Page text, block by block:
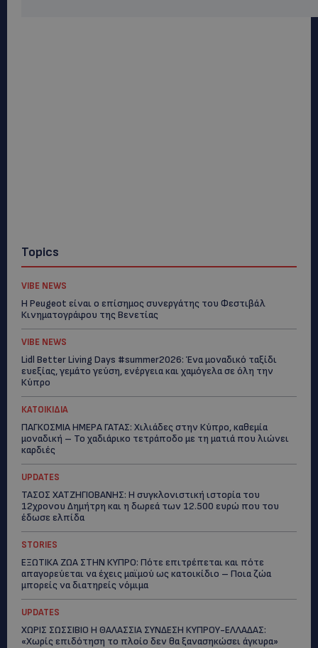
Topics
VIBE NEWS
Η Peugeot είναι ο επίσημος συνεργάτης του Φεστιβάλ
Κινηματογράφου της Βενετίας
VIBE NEWS
Lidl Better Living Days #summer2026: Ένα μοναδικό ταξίδι
ευεξίας, γεμάτο γεύση, ενέργεια και χαμόγελα σε όλη την
Κύπρο
ΚΑΤΟΙΚΙΔΙΑ
ΠΑΓΚΟΣΜΙΑ ΗΜΕΡΑ ΓΑΤΑΣ: Χιλιάδες στην Κύπρο, καθεμία
μοναδική – Το χαδιάρικο τετράποδο με τη ματιά που λιώνει
καρδιές
UPDATES
ΤΑΣΟΣ ΧΑΤΖΗΓΙΟΒΑΝΗΣ: Η συγκλονιστική ιστορία του
12χρονου Δημήτρη και η δωρεά των 12.500 ευρώ που του
έδωσε ελπίδα
STORIES
ΕΞΩΤΙΚΑ ΖΩΑ ΣΤΗΝ ΚΥΠΡΟ: Πότε επιτρέπεται και πότε
απαγορεύεται να έχεις μαϊμού ως κατοικίδιο – Ποια ζώα
μπορείς να διατηρείς νόμιμα
UPDATES
ΧΩΡΙΣ ΣΩΣΣΙΒΙΟ Η ΘΑΛΑΣΣΙΑ ΣΥΝΔΕΣΗ ΚΥΠΡΟΥ-ΕΛΛΑΔΑΣ:
«Χωρίς επιδότηση το πλοίο δεν θα ξανασηκώσει άγκυρα»